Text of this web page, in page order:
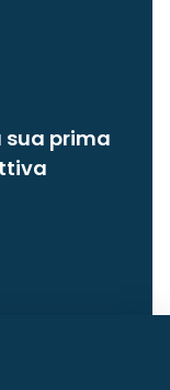
sua prima